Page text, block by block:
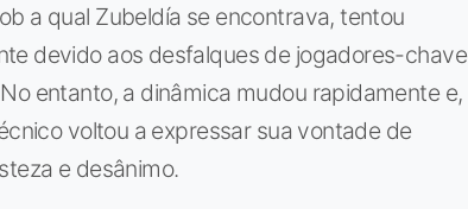
a qual Zubeldía se encontrava, tentou
devido aos desfalques de jogadores-chave
entanto, a dinâmica mudou rapidamente e,
voltou a expressar sua vontade de
e desânimo.